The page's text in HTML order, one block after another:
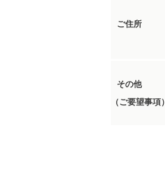
ご住所
その他
（ご要望事項）